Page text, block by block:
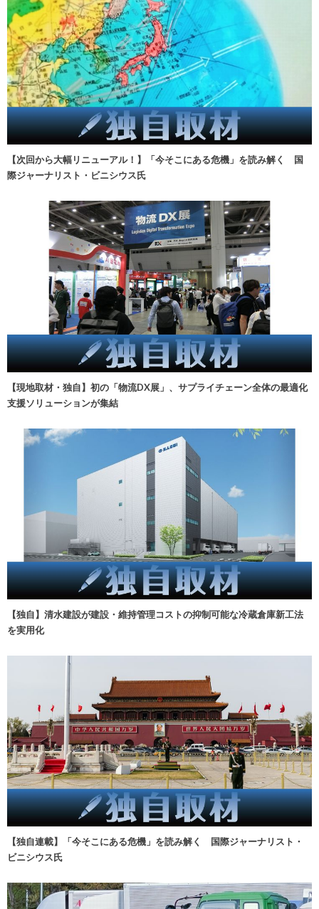
【次回から大幅リニューアル！】「今そこにある危機」を読み解く 国
際ジャーナリスト・ビニシウス氏
【現地取材・独自】初の「物流DX展」、サプライチェーン全体の最適化
支援ソリューションが集結
【独自】清水建設が建設・維持管理コストの抑制可能な冷蔵倉庫新工法
を実用化
【独自連載】「今そこにある危機」を読み解く 国際ジャーナリスト・
ビニシウス氏